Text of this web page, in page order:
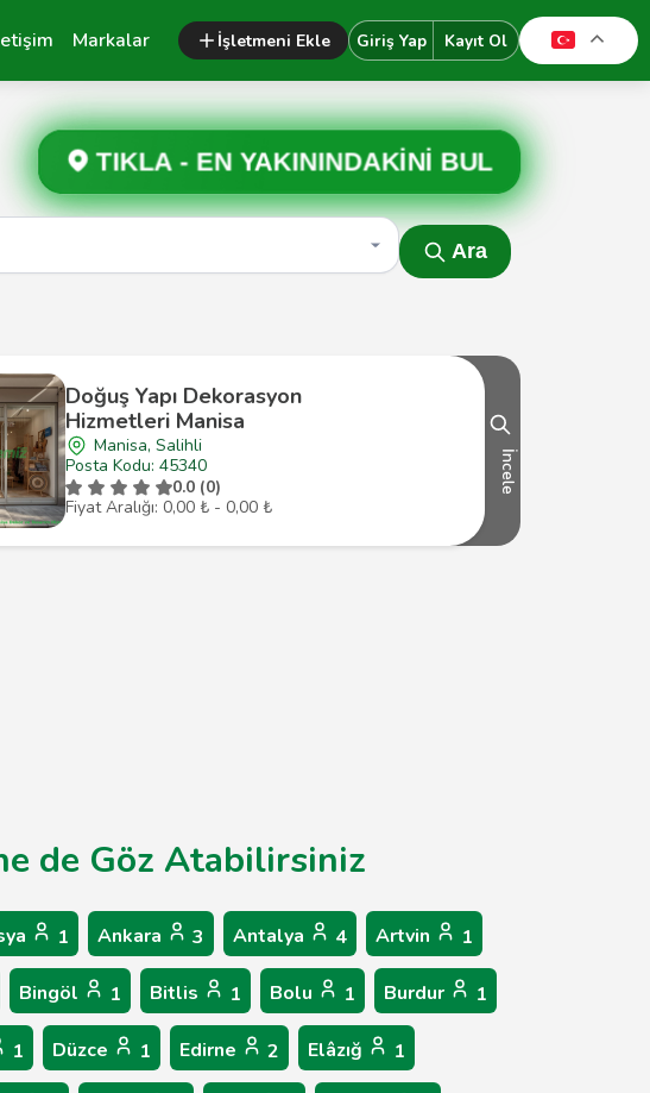
Markalar İşletmeni Ekle Giriş Yap Kayıt Ol
TIKLA -EN YAKININDAKİNİ BUL
Ara
Doğuş Yapı Dekorasyon
Hizmetleri Manisa
Manisa, Salihli
Posta Kodu: 45340
0.0 (0)
Fiyat Aralığı: 0,00 ₺ - 0,00 ₺
İncele
de Göz Atabilirsiniz
1 Ankara 3 Antalya 4 Artvin 1
Bingöl 1 Bitlis 1 Bolu 1 Burdur 1
1 Düzce 1 Edirne 2 Elâzığ 1